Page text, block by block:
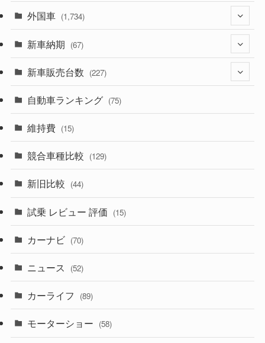
(1,321)
(329)
(357)
(328)
(194)
(230)
(253)
外国車 (1,734)
(242)
(85)
(84)
(14)
(222)
(50)
(43)
(6)
(9)
(58)
(28)
(27)
(26)
新車納期 (67)
(28)
(8)
(3)
(3)
(5)
(1)
新車販売台数 (227)
(21)
(5)
(7)
(5)
自動車ランキング (75)
維持費 (15)
競合車種比較 (129)
新旧比較 (44)
試乗 レビュー 評価 (15)
カーナビ (70)
ニュース (52)
カーライフ (89)
モーターショー (58)